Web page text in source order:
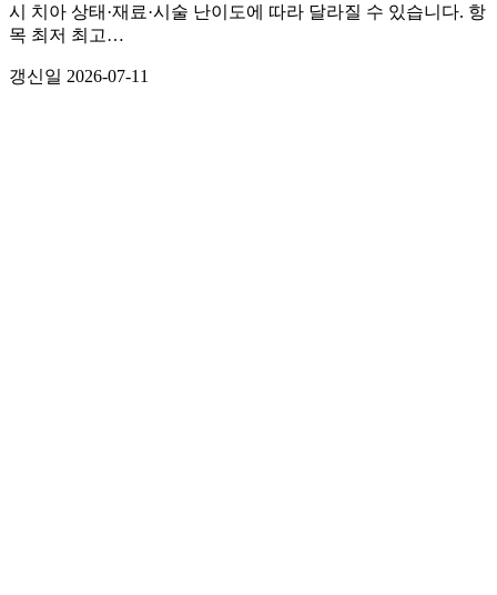
시 치아 상태·재료·시술 난이도에 따라 달라질 수 있습니다. 항
목 최저 최고…
갱신일 2026-07-11